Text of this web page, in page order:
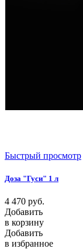
Быстрый просмотр
Доза "Гуси" 1 л
4 470 руб.
Добавить
в корзину
Добавить
в избранное